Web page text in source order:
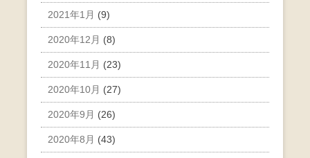
2021年1月 (9)
2020年12月 (8)
2020年11月 (23)
2020年10月 (27)
2020年9月 (26)
2020年8月 (43)